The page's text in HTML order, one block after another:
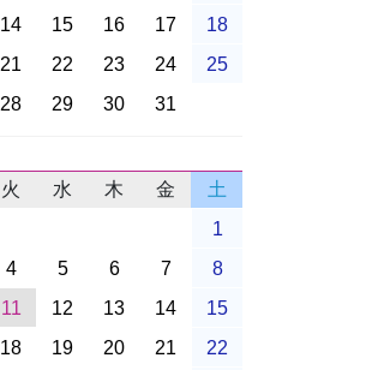
14 15 16 17
18
21 22 23 24
25
28 29 30 31
火 水 木 金
土
1
4 5 6 7
8
11 12 13 14
15
18 19 20 21
22